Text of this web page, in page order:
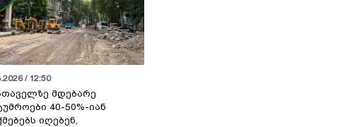
/ 12:50
მდებარე
40-50%-იან
იღებენ,